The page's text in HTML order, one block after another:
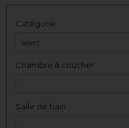
Catégorie
Chambre à coucher
Salle de bain